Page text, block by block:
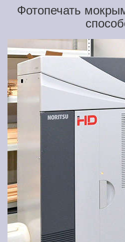
Фотопечать